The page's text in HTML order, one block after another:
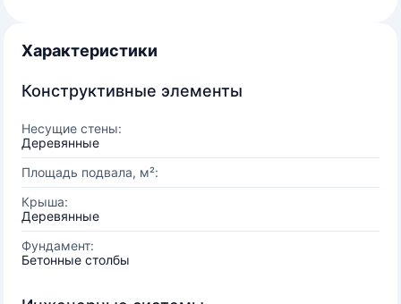
Характеристики
Конструктивные элементы
Несущие стены:
Деревянные
Площадь подвала, м²:
Крыша:
Деревянные
Фундамент:
Бетонные столбы